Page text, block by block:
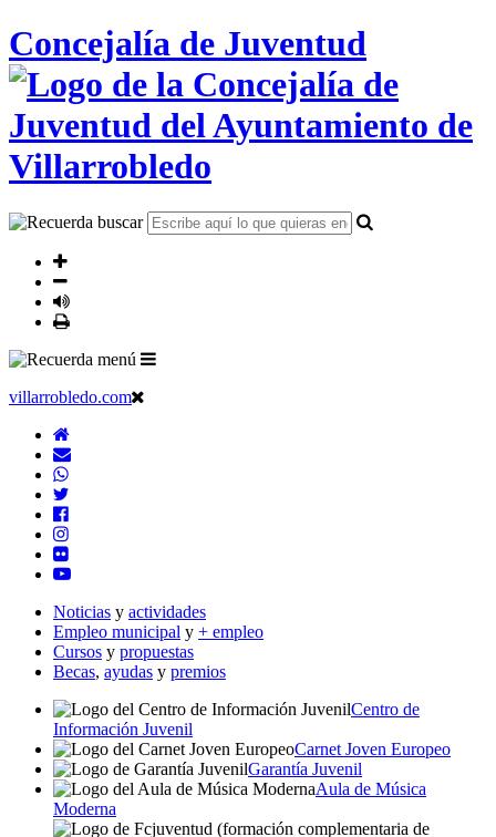
Concejalía de Juventud
villarrobledo.com
Noticias y actividades
Empleo municipal y + empleo
Cursos y propuestas
Becas, ayudas y premios
Centro de
Información Juvenil
Carnet Joven Europeo
Garantía Juvenil
Aula de Música
Moderna